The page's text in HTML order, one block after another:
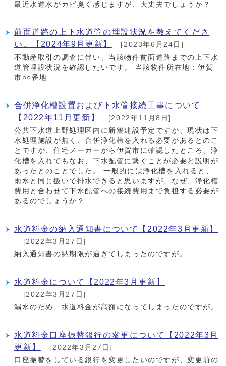
最近水道水がカビ臭く感じますが、大丈夫でしょうか？
前面道路の上下水道管の埋設状況を教えてくださ
い。【2024年9月更新】
[2023年6月24日]
不動産取引の調査に伴い、当該物件前面道路までの上下水
道管埋設状況を確認したいです。 当該物件所在地：伊賀
市○○番地
合併浄化槽設置および下水管接続工事について
【2022年11月更新】
[2022年11月8日]
公共下水道上野処理区内に新築建設予定ですが、現状は下
水処理施設が無く、合併浄化槽を入れる必要があるとのこ
とですが、住宅メーカーから伊賀市に確認したところ、浄
化槽を入れてもなお、下水配管に繋ぐことが必要と説明が
あったとのことでした。 一般的には浄化槽を入れると、
雨水と同じ扱いで排水できると思いますが、なぜ、浄化槽
費用と合わせて下水配管への接続費用まで負担する必要が
あるのでしょうか？
水道料金の納入通知書について【2022年3月更新】
[2022年3月27日]
納入通知書の納期限が過ぎてしまったのですが。
水道料金について【2022年3月更新】
[2022年3月27日]
漏水のため、水道料金が高額になってしまったのですが。
水道料金口座振替銀行の変更について【2022年3月
更新】
[2022年3月27日]
口座振替をしている銀行を変更したいのですが、変更前の